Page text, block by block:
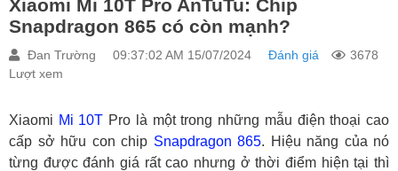
Xiaomi Mi 10T Pro AnTuTu: Chip
Snapdragon 865 có còn mạnh?
Đan Trường 09:37:02 AM 15/07/2024 Đánh giá
3678
Lượt xem
Xiaomi Mi 10T Pro là một trong những mẫu điện thoại cao
cấp sở hữu con chip Snapdragon 865. Hiệu năng của nó
từng được đánh giá rất cao nhưng ở thời điểm hiện tại thì